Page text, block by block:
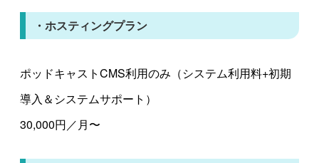
・ホスティングプラン
ポッドキャストCMS利用のみ（システム利用料+初期
導入＆システムサポート）
30,000円／月〜